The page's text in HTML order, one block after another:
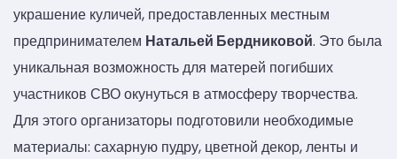
украшение куличей, предоставленных местным
предпринимателем Натальей Бердниковой. Это была
уникальная возможность для матерей погибших
участников СВО окунуться в атмосферу творчества.
Для этого организаторы подготовили необходимые
материалы: сахарную пудру, цветной декор, ленты и